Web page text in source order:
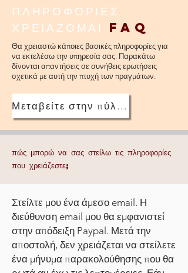
ΠΛΗΡΟΦΟΡΙΕΣ
ΧΡΕΙΑΖΟΜΑΙ FAQ
Θα χρειαστώ κάποιες βασικές πληροφορίες για
να εκτελέσω την υπηρεσία σας. Παρακάτω
δίνονται απαντήσεις σε συνήθεις ερωτήσεις
σχετικά με αυτή την πτυχή των πραγμάτων.
Μεταβείτε στην πύλη FAQ
πώς μπορώ να σας στείλω τις πληροφορίες
που χρειάζεστε;
Στείλτε μου ένα άμεσο email. Η
διεύθυνση email μου θα εμφανιστεί
στην απόδειξη Paypal. Μετά την
αποστολή, δεν χρειάζεται να στείλετε
ένα μήνυμα παρακολούθησης που θα